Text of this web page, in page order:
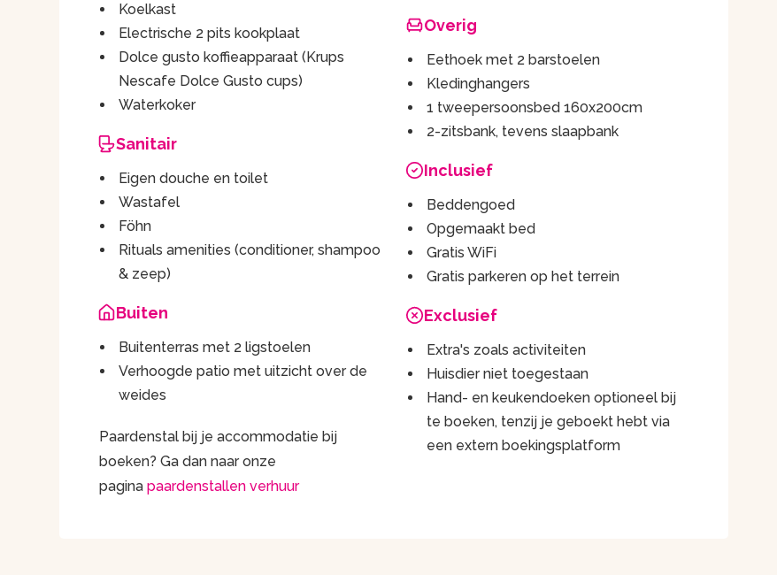
Koelkast
Electrische 2 pits kookplaat
Dolce gusto koffieapparaat (Krups
Nescafe Dolce Gusto cups)
Waterkoker
Sanitair
Eigen douche en toilet
Wastafel
Föhn
Rituals amenities (conditioner, shampoo
& zeep)
Buiten
Buitenterras met 2 ligstoelen
Verhoogde patio met uitzicht over de
weides
Paardenstal bij je accommodatie bij
boeken? Ga dan naar onze
paginapaardenstallen verhuur
Overig
Eethoek met 2 barstoelen
Kledinghangers
1 tweepersoonsbed 160x200cm
2-zitsbank, tevens slaapbank
Inclusief
Beddengoed
Opgemaakt bed
Gratis WiFi
Gratis parkeren op het terrein
Exclusief
Extra's zoals activiteiten
Huisdier niet toegestaan
Hand- en keukendoeken optioneel bij
te boeken, tenzij je geboekt hebt via
een extern boekingsplatform